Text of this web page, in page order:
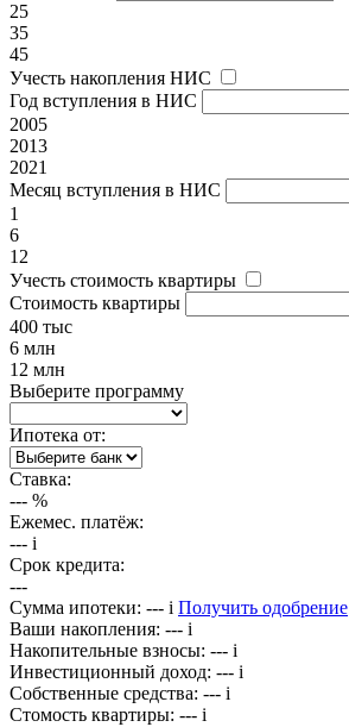
25
35
45
Учесть накопления НИС
Год вступления в НИС
2005
2013
2021
Месяц вступления в НИС
1
6
12
Учесть стоимость квартиры
Стоимость квартиры
400 тыс
6 млн
12 млн
Выберите программу
Ипотека от:
Ставка:
--- %
Ежемес. платёж:
--- i
Срок кредита:
---
Сумма ипотеки: --- i Получить одобрение
Ваши накопления: --- i
Накопительные взносы: --- i
Инвестиционный доход: --- i
Собственные средства: --- i
Стомость квартиры: --- i